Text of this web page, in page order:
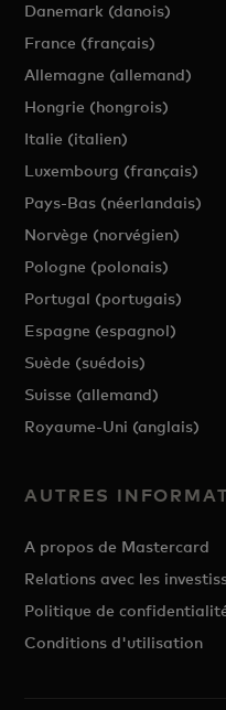
Danemark (danois)
France (français)
Allemagne (allemand)
Hongrie (hongrois)
Italie (italien)
Luxembourg (français)
Pays-Bas (néerlandais)
Norvège (norvégien)
Pologne (polonais)
Portugal (portugais)
Espagne (espagnol)
Suède (suédois)
Suisse (allemand)
Royaume-Uni (anglais)
AUTRES
A propos de Mastercard
Relations avec les
Politique de
Conditions d'utilisation